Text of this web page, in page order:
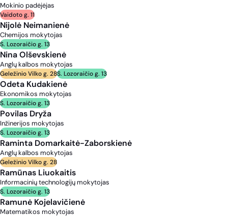
Mokinio padėjėjas
Vaidoto g. 11
Nijolė Neimanienė
Chemijos mokytojas
S. Lozoraičio g. 13
Nina Olševskienė
Anglų kalbos mokytojas
Geležinio Vilko g. 28S. Lozoraičio g. 13
Odeta Kudakienė
Ekonomikos mokytojas
S. Lozoraičio g. 13
Povilas Dryža
Inžinerijos mokytojas
S. Lozoraičio g. 13
Raminta Domarkaitė-Zaborskienė
Anglų kalbos mokytojas
Geležinio Vilko g. 28
Ramūnas Liuokaitis
Informacinių technologijų mokytojas
S. Lozoraičio g. 13
Ramunė Kojelavičienė
Matematikos mokytojas